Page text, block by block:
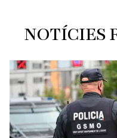
NOTÍCIES